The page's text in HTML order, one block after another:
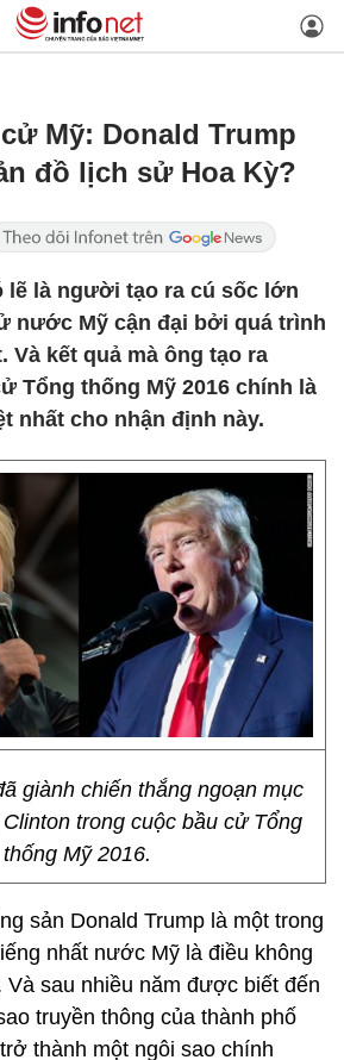
Mỹ: Donald Trump
đồ lịch sử Hoa Kỳ?
lẽ là người tạo ra cú sốc lớn
nước Mỹ cận đại bởi quá trình
Và kết quả mà ông tạo ra
Tổng thống Mỹ 2016 chính là
nhất cho nhận định này.
giành chiến thắng ngoạn mục
trong cuộc bầu cử Tổng
thống Mỹ 2016.
sản Donald Trump là một trong
nhất nước Mỹ là điều không
Và sau nhiều năm được biết đến
truyền thông của thành phố
thành một ngôi sao chính